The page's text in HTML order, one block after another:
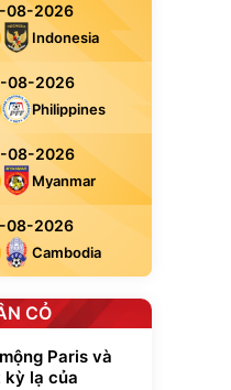
08-2026
Indonesia
08-2026
Philippines
08-2026
Myanmar
08-2026
Cambodia
CỎ
Paris và
lạ của